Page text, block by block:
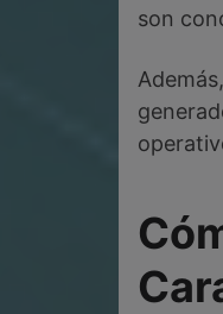
son